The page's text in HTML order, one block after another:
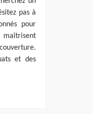
pas à
pour
et des